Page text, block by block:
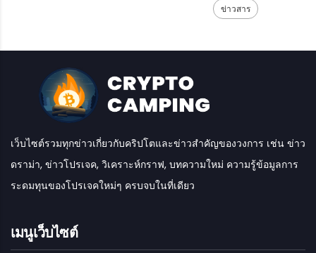
ข่าวสาร
เว็บไซต์รวมทุกข่าวเกี่ยวกับคริปโตและข่าวสำคัญของวงการ เช่น ข่าว
ดราม่า, ข่าวโปรเจค, วิเคราะห์กราฟ, บทความใหม่ ความรู้ข้อมูลการ
ระดมทุนของโปรเจคใหม่ๆ ครบจบในที่เดียว
เมนูเว็บไซต์